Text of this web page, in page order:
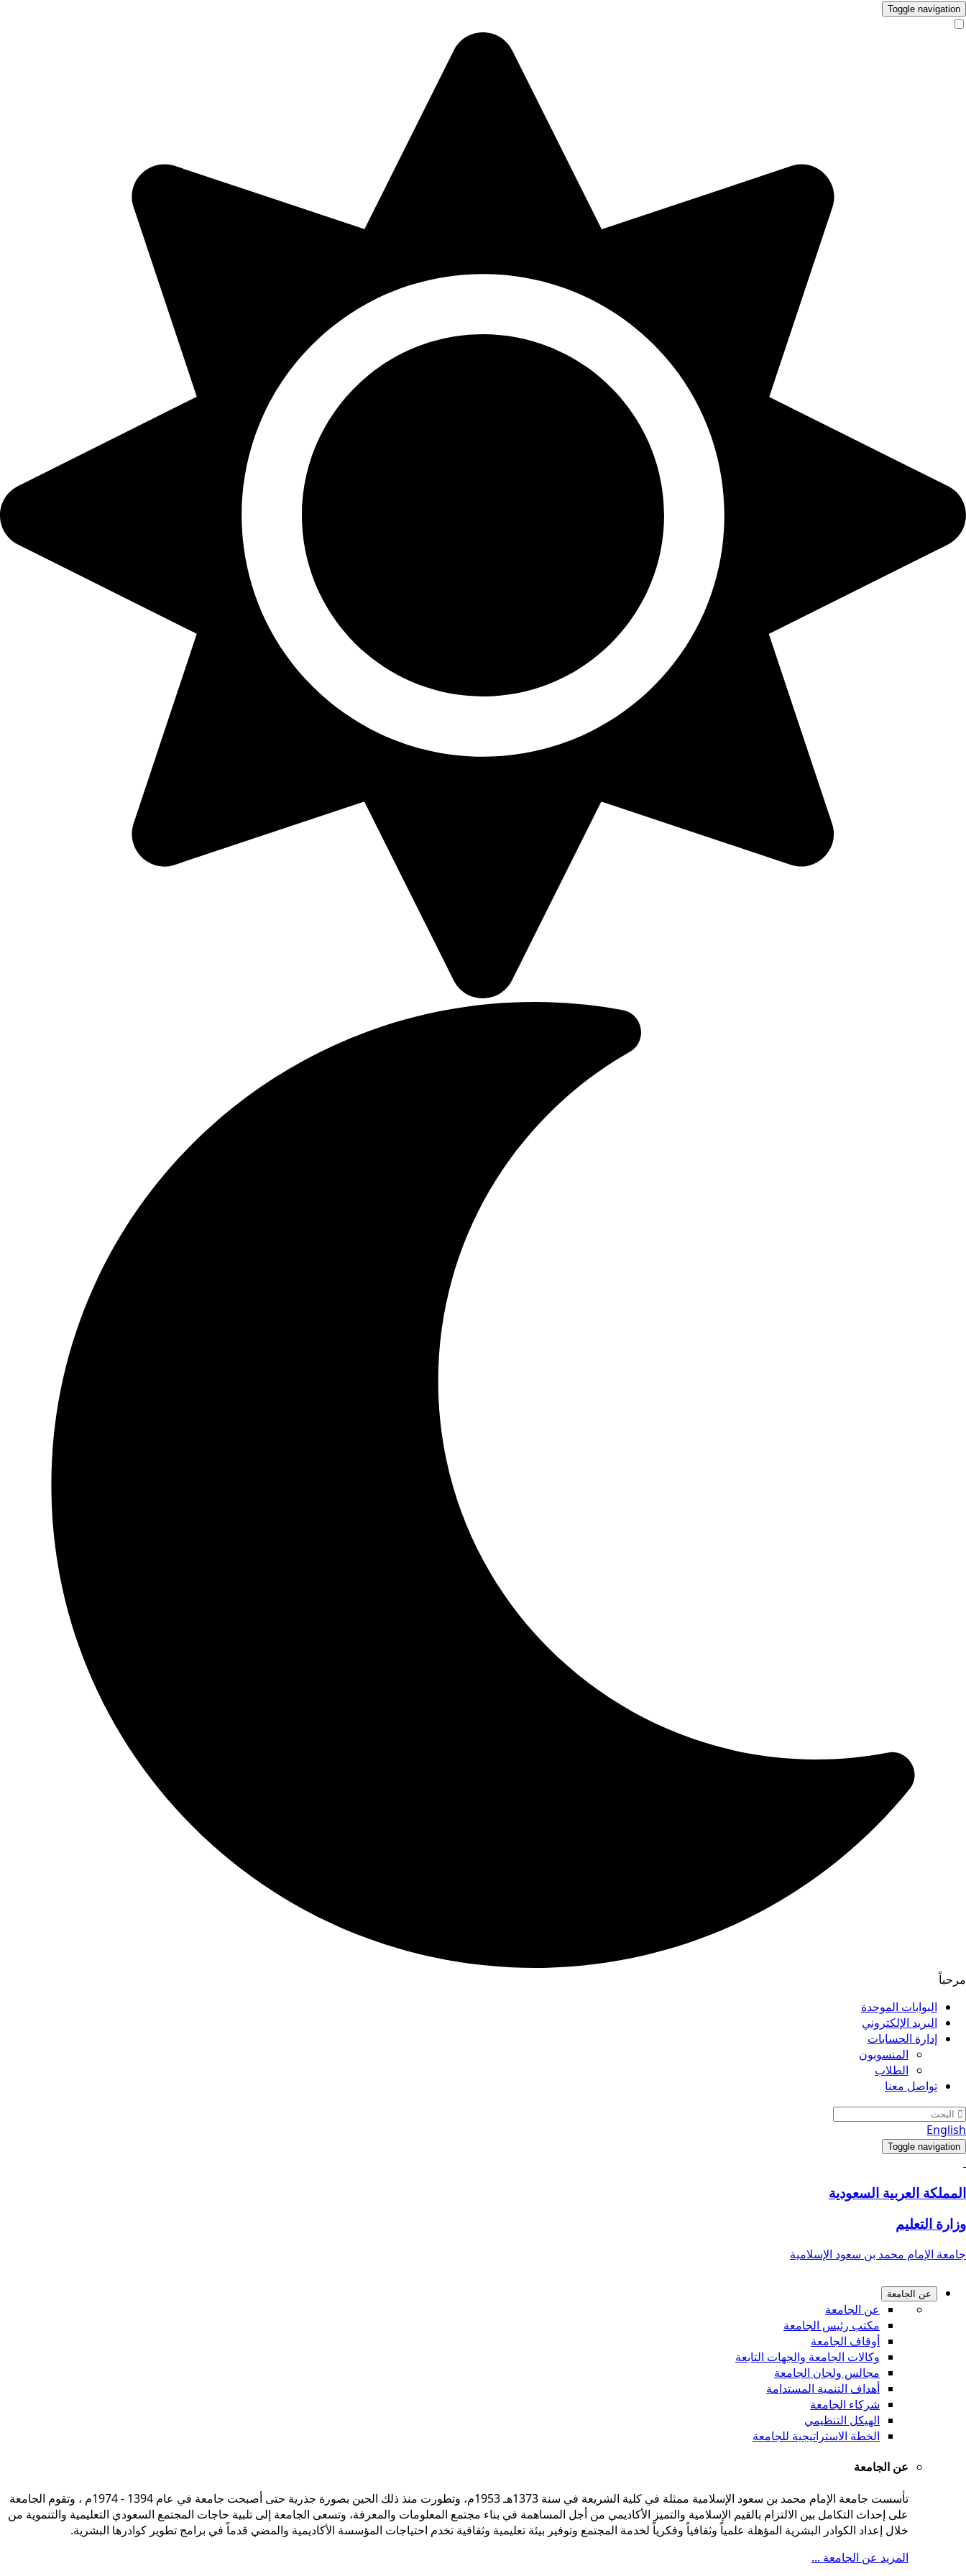
Toggle navigation
مرحباً
البوابات الموحدة
البريد الإلكتروني
إدارة الحسابات
المنسوبون
الطلاب
تواصل معنا
English
Toggle navigation
المملكة العربية السعودية
وزارة التعليم
جامعة الإمام محمد بن سعود الإسلامية
عن الجامعة
عن الجامعة
مكتب رئيس الجامعة
أوقاف الجامعة
وكالات الجامعة والجهات التابعة
مجالس ولجان الجامعة
أهداف التنمية المستدامة
شركاء الجامعة
الهيكل التنظيمي
الخطة الاستراتيجية للجامعة
عن الجامعة
تأسست جامعة الإمام محمد بن سعود الإسلامية ممثلة في كلية الشريعة في سنة 1373هـ 1953م، وتطورت منذ ذلك الحين بصورة جذرية حتى أصبحت جامعة في عام 1394 - 1974م ، وتقوم الجامعة
على إحداث التكامل بين الالتزام بالقيم الإسلامية والتميز الأكاديمي من أجل المساهمة في بناء مجتمع المعلومات والمعرفة، وتسعى الجامعة إلى تلبية حاجات المجتمع السعودي التعليمية والتنموية من
خلال إعداد الكوادر البشرية المؤهلة علمياً وثقافياً وفكرياً لخدمة المجتمع وتوفير بيئة تعليمية وثقافية تخدم احتياجات المؤسسة الأكاديمية والمضي قدماً في برامج تطوير كوادرها البشرية.
المزيد عن الجامعة ...